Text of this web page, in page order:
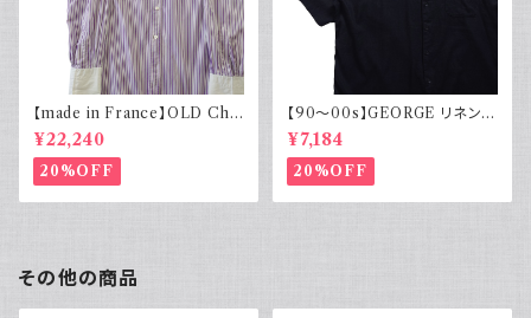
【made in France】OLD Cha
rvet ストライプ 切り替え 紫
¥22,240
20%OFF
【90～00s】GEORGE リネンレ
ーヨンシャツ 黒 ボックスシルエ
ット XL
¥7,184
20%OFF
その他の商品